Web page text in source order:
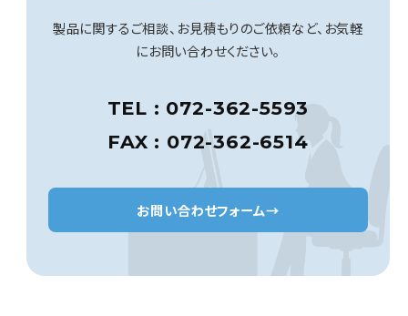
製品に関するご相談、お見積もりのご依頼など、 お気軽
にお問い合わせください。
TEL : 072-362-5593
FAX : 072-362-6514
お問い合わせフォーム→